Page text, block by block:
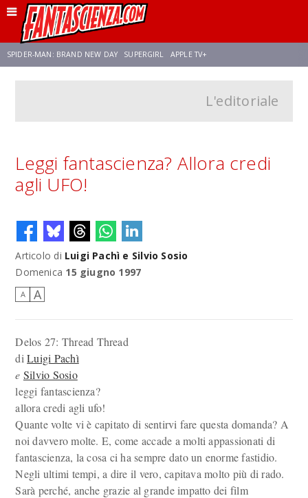
SPIDER-MAN: BRAND NEW DAY SUPERGIRL APPLE TV+
AVENGERS: DOOMSDAY STAR TREK
L'editoriale
Leggi fantascienza? Allora credi
agli UFO!
Articolo di Luigi Pachì e Silvio Sosio
Domenica 15 giugno 1997
A A
Delos 27: Thread Thread
diLuigi Pachì
e Silvio Sosio
leggi fantascienza?
allora credi agli ufo!
Quante volte vi è capitato di sentirvi fare questa domanda? A
noi davvero molte. E, come accade a molti appassionati di
fantascienza, la cosa ci ha sempre dato un enorme fastidio.
Negli ultimi tempi, a dire il vero, capitava molto più di rado.
Sarà perché, anche grazie al grande impatto dei film